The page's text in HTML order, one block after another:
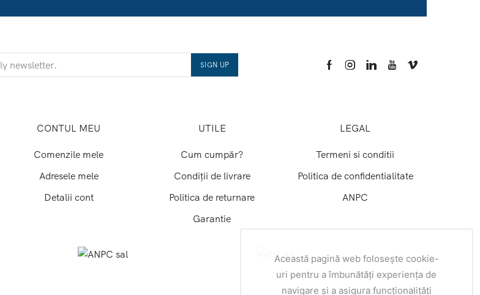
Această pagină web folosește cookie-
uri pentru a îmbunătăți experiența de
navigare și a asigura funcționalițăți
CONTUL MEU
Comenzile mele
Adresele mele
Detalii cont
UTILE
Cum cumpăr?
Condiții de livrare
Politica de returnare
Garantie
LEGAL
Termeni si conditii
Politica de confidentialitate
ANPC